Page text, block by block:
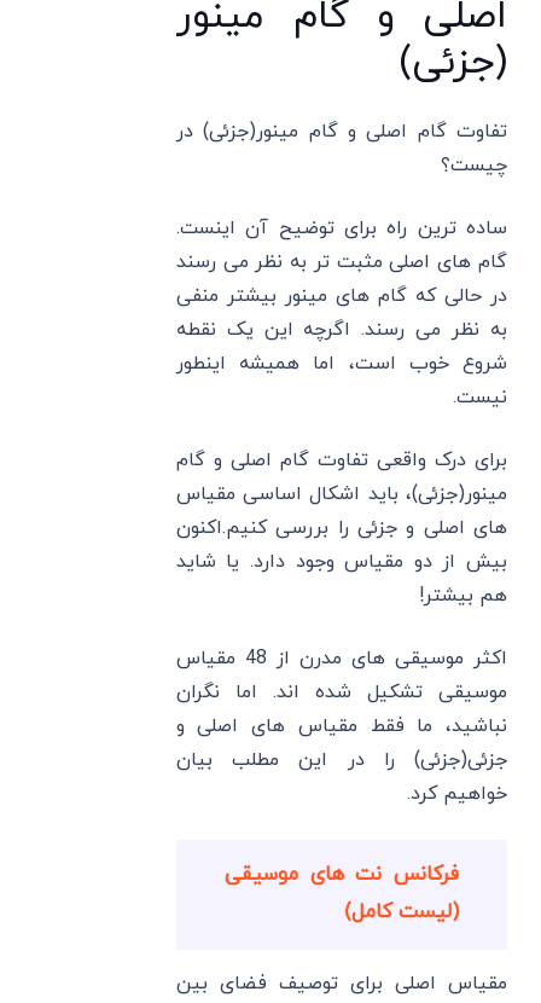
اصلی و گام مینور
(جزئی)
تفاوت گام اصلی و گام مینور(جزئی) در
چیست؟
ساده ترین راه برای توضیح آن اینست.
گام های اصلی مثبت تر به نظر می رسند
در حالی که گام های مینور بیشتر منفی
به نظر می رسند. اگرچه این یک نقطه
شروع خوب است، اما همیشه اینطور
نیست.
برای درک واقعی تفاوت گام اصلی و گام
مینور(جزئی)، باید اشکال اساسی مقیاس
های اصلی و جزئی را بررسی کنیم.اکنون
بیش از دو مقیاس وجود دارد. یا شاید
هم بیشتر!
اکثر موسیقی های مدرن از 48 مقیاس
موسیقی تشکیل شده اند. اما نگران
نباشید، ما فقط مقیاس های اصلی و
جزئی(جزئی) را در این مطلب بیان
خواهیم کرد.
فرکانس نت های موسیقی
(لیست کامل)
مقیاس اصلی برای توصیف فضای بین